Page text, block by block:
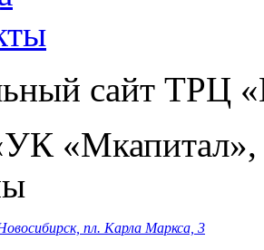
сайт ТРЦ
«Мкапитал»,
пл. Карла Маркса, 3